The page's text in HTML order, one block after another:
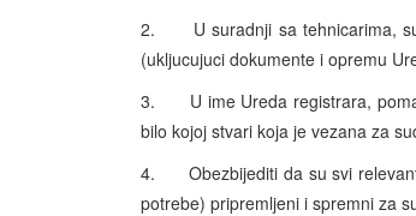
2.
U suradnji sa tehnicarima,
(ukljucujuci dokumente i opremu
3.
U ime Ureda registrara,
bilo kojoj stvari koja je vezana za
4.
Obezbijediti da su svi
potrebe) pripremljeni i spremni za